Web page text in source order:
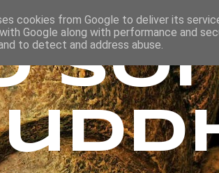
cookies from Google to deliver its
Google along with performance and
to detect and address abuse.